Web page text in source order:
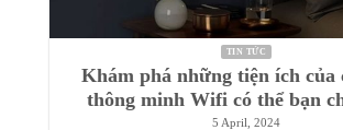
TIN TỨC
Khám phá những tiện ích của
thông minh Wifi có thể bạn
5 April, 2024